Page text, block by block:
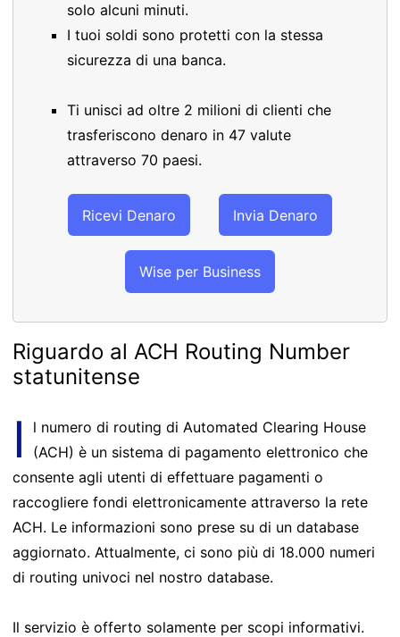
solo alcuni minuti.
I tuoi soldi sono protetti con la stessa
sicurezza di una banca.
Ti unisci ad oltre 2 milioni di clienti che
trasferiscono denaro in 47 valute
attraverso 70 paesi.
Ricevi Denaro Invia Denaro
Wise per Business
Riguardo al ACH Routing Number
statunitense
I
l numero di routing di Automated Clearing House
(ACH) è un sistema di pagamento elettronico che
consente agli utenti di effettuare pagamenti o
raccogliere fondi elettronicamente attraverso la rete
ACH. Le informazioni sono prese su di un database
aggiornato. Attualmente, ci sono più di 18.000 numeri
di routing univoci nel nostro database.
Il servizio è offerto solamente per scopi informativi.